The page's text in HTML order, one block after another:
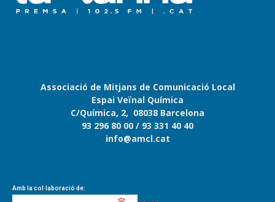
Associació de Mitjans de Comunicació Local
Espai Veïnal Química
C/Química, 2, 08038 Barcelona
93 296 80 00 / 93 331 40 40
info@amcl.cat
Amb la col·laboració de: